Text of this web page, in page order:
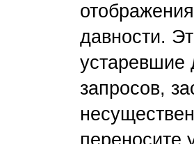
давности.
устаревшие
запросов,